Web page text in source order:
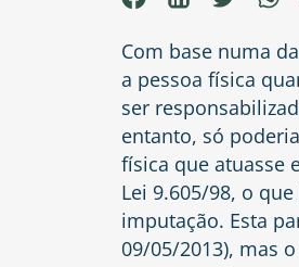
Com base numa
a pessoa física
ser
entanto, só
física que atuasse
Lei 9.605/98, o
imputação. Esta
09/05/2013), mas